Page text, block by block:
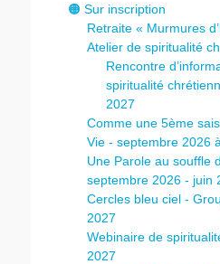
🟠 Sur inscription
Retraite « Murmures
Atelier de spiritualité
Rencontre
spiritualité
2027
Comme une 5ème
Vie - septembre 2026
Une Parole au souffle
septembre 2026 - juin
Cercles bleu ciel -
2027
Webinaire de
2027